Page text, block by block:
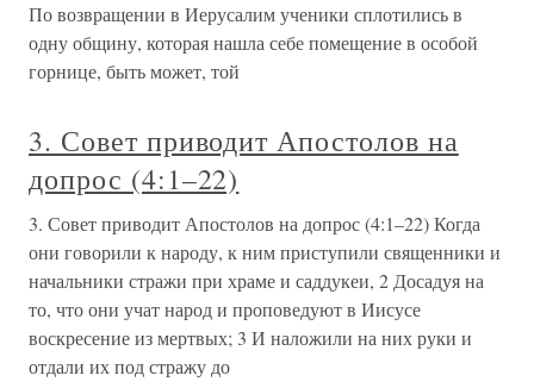
По возвращении в Иерусалим ученики сплотились в
одну общину, которая нашла себе помещение в особой
горнице, быть может, той
3. Совет приводит Апостолов на
допрос (4:1–22)
3. Совет приводит Апостолов на допрос (4:1–22) Когда
они говорили к народу, к ним приступили священники и
начальники стражи при храме и саддукеи, 2 Досадуя на
то, что они учат народ и проповедуют в Иисусе
воскресение из мертвых; 3 И наложили на них руки и
отдали их под стражу до